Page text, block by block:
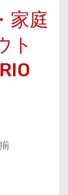
家庭
ト